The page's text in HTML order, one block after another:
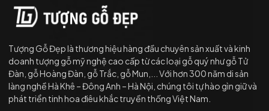
Tượng Gỗ Đẹp là thương hiệu hàng đầu chuyên sản xuất và kinh
doanh tượng gỗ mỹ nghệ cao cấp từ các loại gỗ quý như gỗ Tử
Đàn, gỗ Hoàng Đàn, gỗ Trắc, gỗ Mun,... Với hơn 300 năm di sản
làng nghề Hà Khê – Đông Anh – Hà Nội, chúng tôi tự hào gìn giữ và
phát triển tinh hoa điêu khắc truyền thống Việt Nam.